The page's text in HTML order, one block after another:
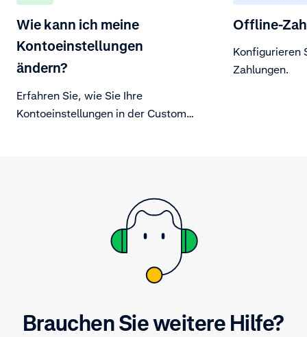
Wie kann ich meine
Kontoeinstellungen
ändern?
Erfahren Sie, wie Sie Ihre
Kontoeinstellungen in der Customer
Offline-
Konfigurieren
Zahlungen.
Brauchen Sie weitere Hilfe?